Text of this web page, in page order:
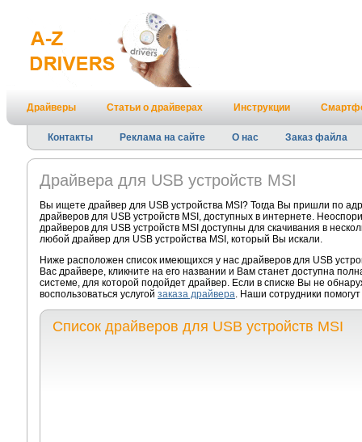
Драйверы Статьи о драйверах Инструкции
Контакты Реклама на сайте О нас Заказ файла
Драйвера для USB устройств MSI
Вы ищете драйвер для USB устройства MSI? Тогда Вы пришли по
драйверов для USB устройств MSI, доступных в интернете.
драйверов для USB устройств MSI доступны для скачивания в
любой драйвер для USB устройства MSI, который Вы искали.
Ниже расположен список имеющихся у нас драйверов для USB
Вас драйвере, кликните на его названии и Вам станет доступна
системе, для которой подойдет драйвер. Если в списке Вы не
воспользоваться услугой заказа драйвера. Наши сотрудники
Список драйверов для USB устройств MSI